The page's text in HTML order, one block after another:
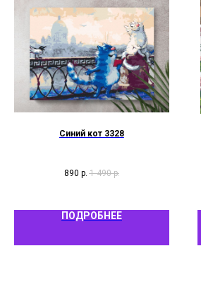
Синий кот 3328
890 р. 1 490 р.
ПОДРОБНЕЕ